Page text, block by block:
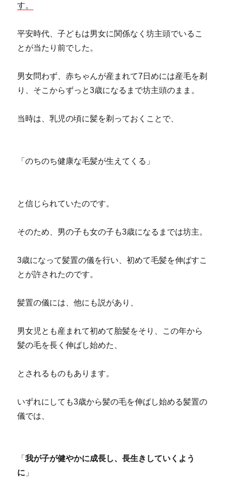
す。
平安時代、子どもは男女に関係なく坊主頭でいるこ
とが当たり前でした。
男女問わず、赤ちゃんが産まれて7日めには産毛を剃
り、そこからずっと3歳になるまで坊主頭のまま。
当時は、乳児の頃に髪を剃っておくことで、
「のちのち健康な毛髪が生えてくる」
と信じられていたのです。
そのため、男の子も女の子も3歳になるまでは坊主。
3歳になって髪置の儀を行い、初めて毛髪を伸ばすこ
とが許されたのです。
髪置の儀には、他にも説があり、
男女児とも産まれて初めて胎髪をそり、この年から
髪の毛を長く伸ばし始めた、
とされるものもあります。
いずれにしても3歳から髪の毛を伸ばし始める髪置の
儀では、
「我が子が健やかに成長し、長生きしていくよう
に 」